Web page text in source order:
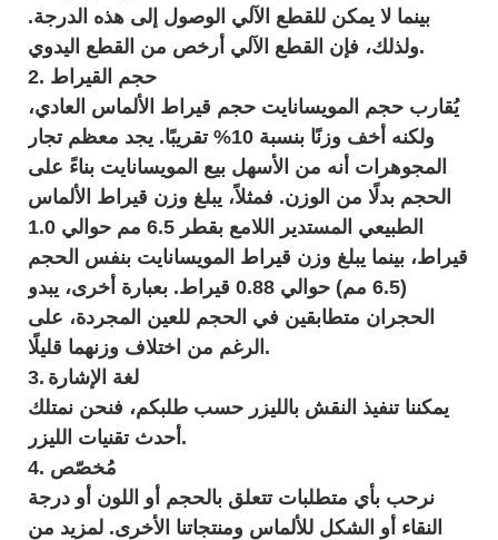
بينما لا يمكن للقطع الآلي الوصول إلى هذه الدرجة.
ولذلك، فإن القطع الآلي أرخص من القطع اليدوي.
2. حجم القيراط
يُقارب حجم المويسانايت حجم قيراط الألماس العادي،
ولكنه أخف وزنًا بنسبة 10% تقريبًا. يجد معظم تجار
المجوهرات أنه من الأسهل بيع المويسانايت بناءً على
الحجم بدلًا من الوزن. فمثلاً، يبلغ وزن قيراط الألماس
الطبيعي المستدير اللامع بقطر 6.5 مم حوالي 1.0
قيراط، بينما يبلغ وزن قيراط المويسانايت بنفس الحجم
(6.5 مم) حوالي 0.88 قيراط. بعبارة أخرى، يبدو
الحجران متطابقين في الحجم للعين المجردة، على
الرغم من اختلاف وزنهما قليلًا.
3. لغة الإشارة
يمكننا تنفيذ النقش بالليزر حسب طلبكم، فنحن نمتلك
أحدث تقنيات الليزر.
4. مُخصّص
نرحب بأي متطلبات تتعلق بالحجم أو اللون أو درجة
النقاء أو الشكل للألماس ومنتجاتنا الأخرى. لمزيد من